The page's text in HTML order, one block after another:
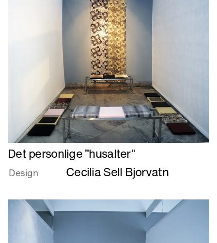
Læs
mere
om
”husalter”
Det personlige ”husalter”
Design Cecilia Sell Bjorvatn